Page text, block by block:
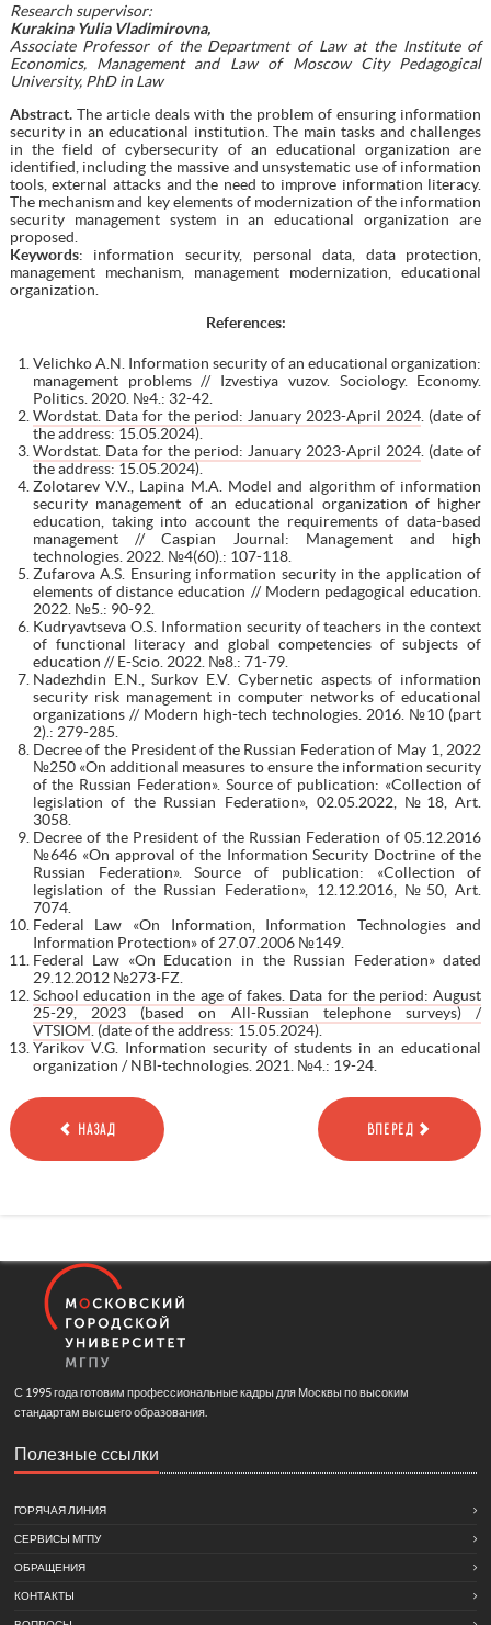
Research supervisor:
Kurakina Yulia Vladimirovna,
Associate Professor of the Department of Law at the Institute of
Economics, Management and Law of Moscow City Pedagogical
University, PhD in Law
Abstract.The article deals with the problem of ensuring information
security in an educational institution. The main tasks and challenges
in the field of cybersecurity of an educational organization are
identified, including the massive and unsystematic use of information
tools, external attacks and the need to improve information literacy.
The mechanism and key elements of modernization of the information
security management system in an educational organization are
proposed.
Keywords: information security, personal data, data protection,
management mechanism, management modernization, educational
organization.
References:
Velichko A.N. Information security of an educational organization:
management problems // Izvestiya vuzov. Sociology. Economy.
Politics. 2020. №4.: 32-42.
Wordstat. Data for the period: January 2023-April 2024 . (date of
the address: 15.05.2024).
Wordstat. Data for the period: January 2023-April 2024 . (date of
the address: 15.05.2024).
Zolotarev V.V., Lapina M.A. Model and algorithm of information
security management of an educational organization of higher
education, taking into account the requirements of data-based
management // Caspian Journal: Management and high
technologies. 2022. №4(60).: 107-118.
Zufarova A.S. Ensuring information security in the application of
elements of distance education // Modern pedagogical education.
2022. №5.: 90-92.
Kudryavtseva O.S. Information security of teachers in the context
of functional literacy and global competencies of subjects of
education // E-Scio. 2022. №8.: 71-79.
Nadezhdin E.N., Surkov E.V. Cybernetic aspects of information
security risk management in computer networks of educational
organizations // Modern high-tech technologies. 2016. №10 (part
2).: 279-285.
Decree of the President of the Russian Federation of May 1, 2022
№250 «On additional measures to ensure the information security
of the Russian Federation». Source of publication: «Collection of
legislation of the Russian Federation», 02.05.2022, №18, Art.
3058.
Decree of the President of the Russian Federation of 05.12.2016
№646 «On approval of the Information Security Doctrine of the
Russian Federation». Source of publication: «Collection of
legislation of the Russian Federation», 12.12.2016, №50, Art.
7074.
Federal Law «On Information, Information Technologies and
Information Protection» of 27.07.2006 №149.
Federal Law «On Education in the Russian Federation» dated
29.12.2012 №273-FZ.
School education in the age of fakes. Data for the period: August
25-29, 2023 (based on All-Russian telephone surveys) /
VTSIOM . (date of the address: 15.05.2024).
Yarikov V.G. Information security of students in an educational
organization / NBI-technologies. 2021. №4.: 19-24.
НАЗАД ВПЕРЕД
С 1995 года готовим профессиональные кадры для Москвы по высоким
стандартам высшего образования.
Полезные ссылки
ГОРЯЧАЯ ЛИНИЯ
СЕРВИСЫ МГПУ
ОБРАЩЕНИЯ
КОНТАКТЫ